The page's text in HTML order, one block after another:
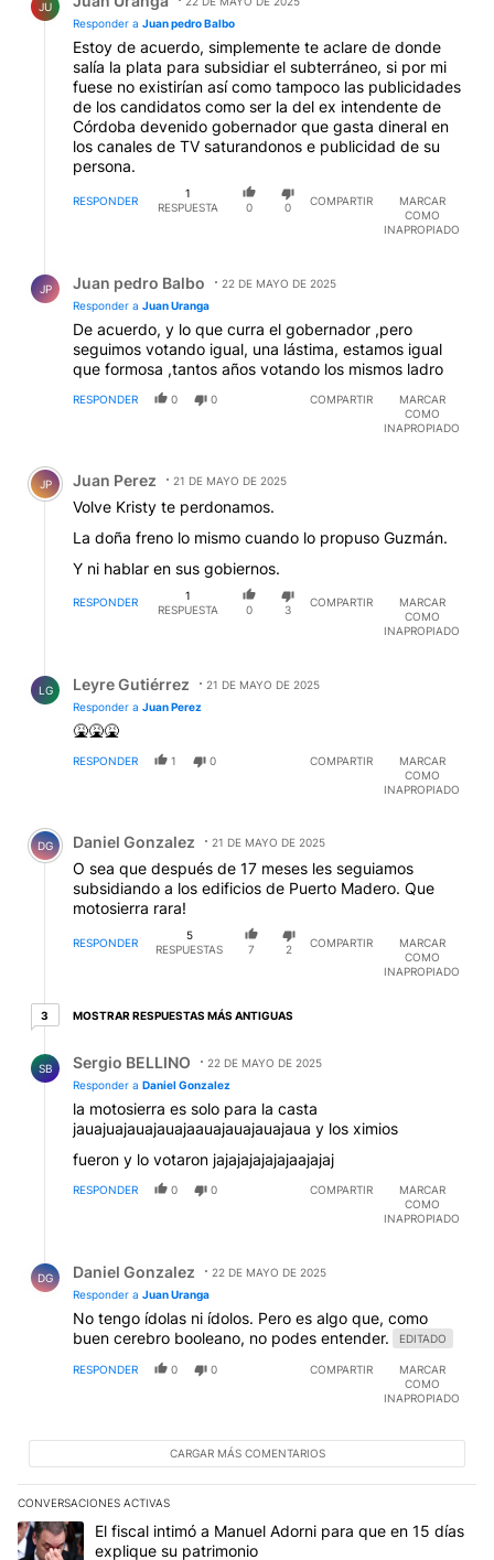
JU
Responder a Juan pedro Balbo
Estoy de acuerdo, simplemente te aclare de donde
salía la plata para subsidiar el subterráneo, si por mi
fuese no existirían así como tampoco las publicidades
de los candidatos como ser la del ex intendente de
Córdoba devenido gobernador que gasta dineral en
los canales de TV saturandonos e publicidad de su
persona.
RESPONDER
1
RESPUESTA
0 0
COMPARTIR
MARCAR
COMO
INAPROPIADO
JP Juan pedro Balbo
22 DE MAYO DE 2025
Responder a Juan Uranga
De acuerdo, y lo que curra el gobernador ,pero
seguimos votando igual, una lástima, estamos igual
que formosa ,tantos años votando los mismos ladro
RESPONDER 0 0 COMPARTIR
MARCAR
COMO
INAPROPIADO
Comentario de Juan Perez.
JP Juan Perez 21 DE MAYO DE 2025
Volve Kristy te perdonamos.
La doña freno lo mismo cuando lo propuso Guzmán.
Y ni hablar en sus gobiernos.
RESPONDER
1
RESPUESTA
0 3
COMPARTIR
MARCAR
COMO
INAPROPIADO
LG Leyre Gutiérrez
21 DE MAYO DE 2025
Responder a Juan Perez
🤮🤮🤮
RESPONDER 1 0 COMPARTIR
MARCAR
COMO
INAPROPIADO
Comentario de Daniel Gonzalez.
DG Daniel Gonzalez 21 DE MAYO DE 2025
O sea que después de 17 meses les seguiamos
subsidiando a los edificios de Puerto Madero. Que
motosierra rara!
RESPONDER
5
RESPUESTAS
7 2
COMPARTIR
MARCAR
COMO
INAPROPIADO
33 respuestas más antiguas
MOSTRAR RESPUESTAS MÁS ANTIGUAS
SB Sergio BELLINO
22 DE MAYO DE 2025
Responder a Daniel Gonzalez
la motosierra es solo para la casta
jauajuajauajauajaauajauajauajaua y los ximios
fueron y lo votaron jajajajajajajaajajaj
RESPONDER 0 0 COMPARTIR
MARCAR
COMO
INAPROPIADO
DG Daniel Gonzalez
22 DE MAYO DE 2025
Responder a Juan Uranga
No tengo ídolas ni ídolos. Pero es algo que, como
buen cerebro booleano, no podes entender.
EDITADO
RESPONDER 0 0 COMPARTIR
MARCAR
COMO
INAPROPIADO
CARGAR MÁS COMENTARIOS
CONVERSACIONES ACTIVAS
Este listado muestra los artículos con más comentarios en los
Un artículo de tendencia con el título "El fiscal intimó a Manuel
El fiscal intimó a Manuel Adorni para que en 15 días
explique su patrimonio